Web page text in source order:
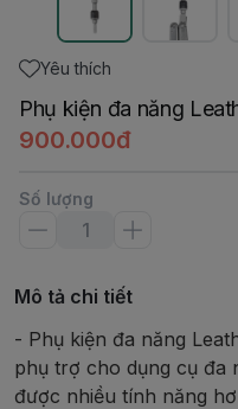
Yêu thích
Phụ kiện đa năng
900.000đ
Số lượng
Mô tả chi tiết
- Phụ kiện đa năng
phụ trợ cho dụng cụ đa
được nhiều tính năng